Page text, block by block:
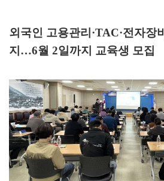
외국인 고용관리 ·TAC·전자장비
지 …6월 2일까지 교육생 모집